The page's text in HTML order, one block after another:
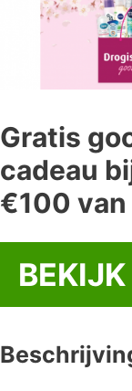
Gratis
cadeau
€100